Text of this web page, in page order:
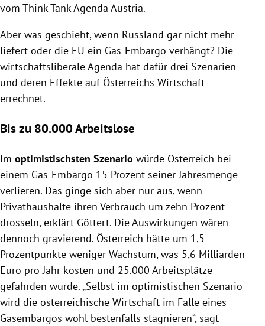
vom Think Tank Agenda Austria.
Aber was geschieht, wenn Russland gar nicht mehr
liefert oder die EU ein Gas-Embargo verhängt? Die
wirtschaftsliberale Agenda hat dafür drei Szenarien
und deren Effekte auf Österreichs Wirtschaft
errechnet.
Bis zu 80.000 Arbeitslose
Im optimistischsten Szenario würde Österreich bei
einem Gas-Embargo 15 Prozent seiner Jahresmenge
verlieren. Das ginge sich aber nur aus, wenn
Privathaushalte ihren Verbrauch um zehn Prozent
drosseln, erklärt Göttert. Die Auswirkungen wären
dennoch gravierend. Österreich hätte um 1,5
Prozentpunkte weniger Wachstum, was 5,6 Milliarden
Euro pro Jahr kosten und 25.000 Arbeitsplätze
gefährden würde. „Selbst im optimistischen Szenario
wird die österreichische Wirtschaft im Falle eines
Gasembargos wohl bestenfalls stagnieren“, sagt